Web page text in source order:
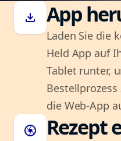
download App
Laden Sie die
Held App auf
Tablet runter,
die Web-App
camera Rezept